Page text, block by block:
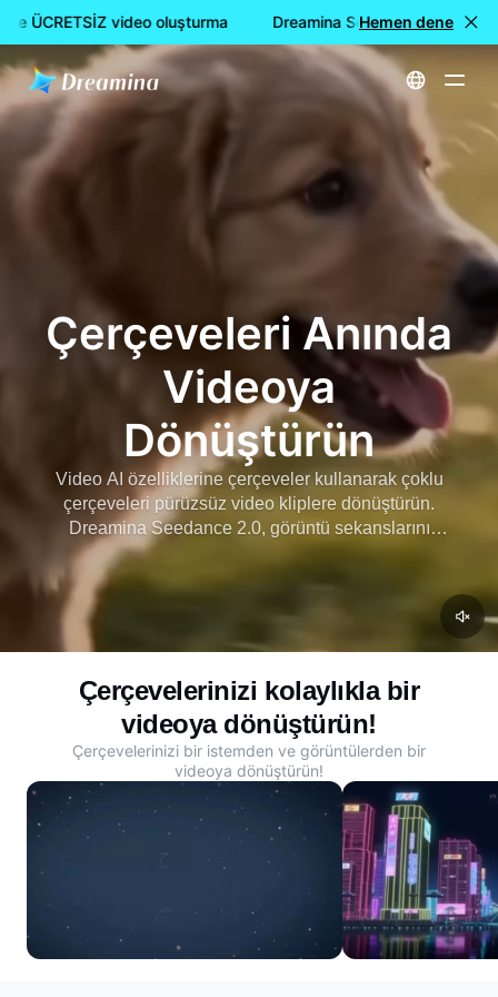
ÜCRETSİZ video oluşturma Dreamina Seedance 2.0 ile
Hemen dene
Ana Sayfa Oluştur Çerçeveleri Anında Videoya Dönüştürün
Çerçeveleri Anında
Videoya
Dönüştürün
Video AI özelliklerine çerçeveler kullanarak çoklu
çerçeveleri pürüzsüz video kliplere dönüştürün.
Dreamina Seedance 2.0, görüntü sekanslarını
anında harekete dönüştürür anında ücretsiz erişim,
bekleme kuyruğu yok ve yapay zeka video
Çerçevelerinizi kolaylıkla bir
videoya dönüştürün!
Çerçevelerinizi bir istemden ve görüntülerden bir
videoya dönüştürün!